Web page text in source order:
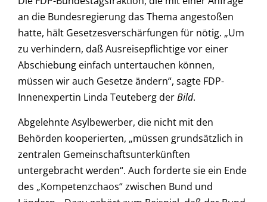
an die Bundesregierung das Thema angestoßen
hatte, hält Gesetzesverschärfungen für nötig. „Um
zu verhindern, daß Ausreisepflichtige vor einer
Abschiebung einfach untertauchen können,
müssen wir auch Gesetze ändern“, sagte FDP-
Innenexpertin Linda Teuteberg derBild.
Abgelehnte Asylbewerber, die nicht mit den
Behörden kooperierten, „müssen grundsätzlich in
zentralen Gemeinschaftsunterkünften
untergebracht werden“. Auch forderte sie ein Ende
des „Kompetenzchaos“ zwischen Bund und